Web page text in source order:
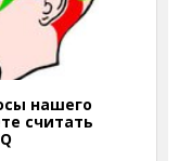
нашего
считать